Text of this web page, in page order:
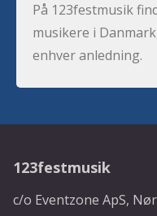
På 123festmusik
musikere i
enhver anledning.
123festmusik
c/o Eventzone ApS,